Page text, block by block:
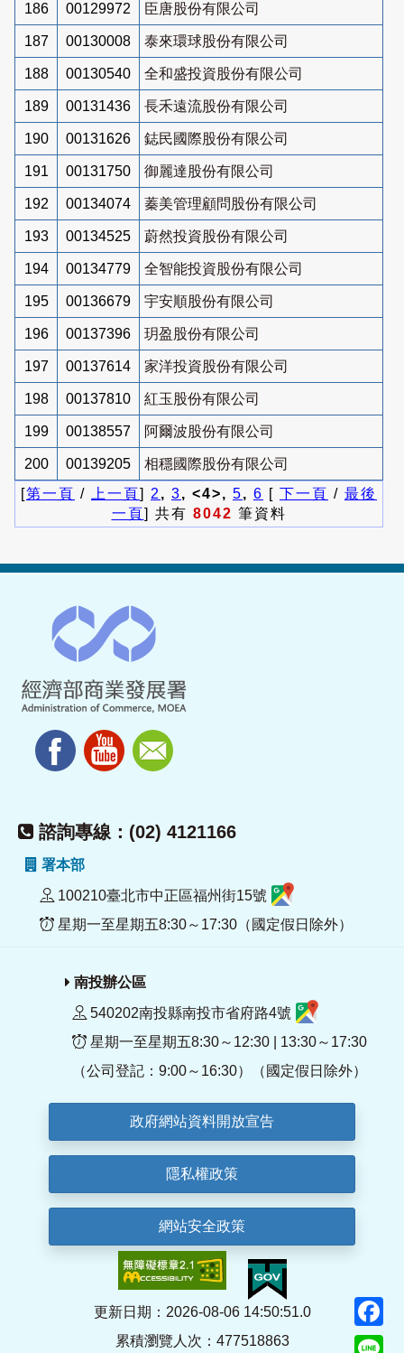
186 00129972 臣唐股份有限公司
187 00130008 泰來環球股份有限公司
188 00130540 全和盛投資股份有限公司
189 00131436 長禾遠流股份有限公司
190 00131626 鋕民國際股份有限公司
191 00131750 御麗達股份有限公司
192 00134074 蓁美管理顧問股份有限公司
193 00134525 蔚然投資股份有限公司
194 00134779 全智能投資股份有限公司
195 00136679 宇安順股份有限公司
196 00137396 玥盈股份有限公司
197 00137614 家洋投資股份有限公司
198 00137810 紅玉股份有限公司
199 00138557 阿爾波股份有限公司
200 00139205
相穩國際股份有限公司
[第一頁 / 上一頁] 2 , 3, <4>, 5, 6 [ 下一頁 / 最後
一頁] 共有 8042 筆資料
諮詢專線：(02) 4121166
署本部
100210臺北市中正區福州街15號
星期一至星期五8:30～17:30（國定假日除外）
南投辦公區
540202南投縣南投市省府路4號
星期一至星期五8:30～12:30 | 13:30～17:30
（公司登記：9:00～16:30）（國定假日除外）
政府網站資料開放宣告
隱私權政策
網站安全政策
更新日期：2026-08-06 14:50:51.0
累積瀏覽人次：477518863